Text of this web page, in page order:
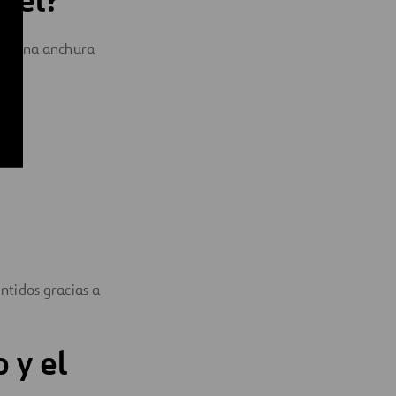
una anchura
gracias a
y el